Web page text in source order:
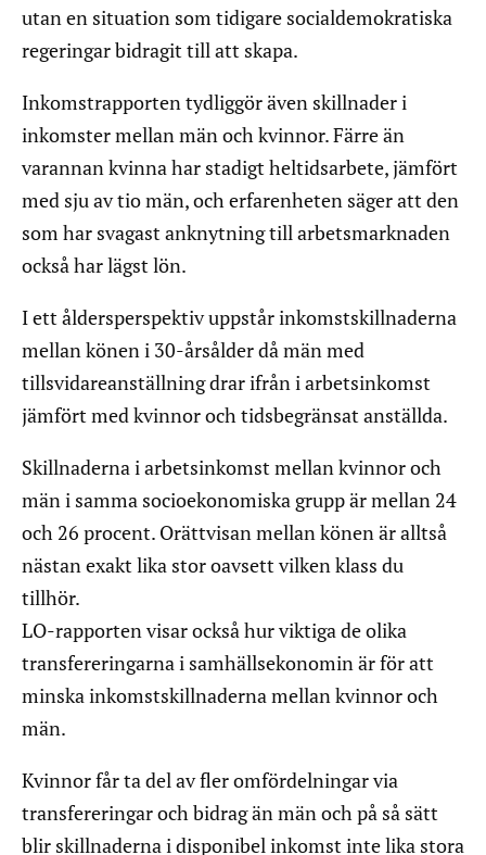
utan en situation som tidigare socialdemokratiska
regeringar bidragit till att skapa.
Inkomstrapporten tydliggör även skillnader i
inkomster mellan män och kvinnor. Färre än
varannan kvinna har stadigt heltidsarbete, jämfört
med sju av tio män, och erfarenheten säger att den
som har svagast anknytning till arbetsmarknaden
också har lägst lön.
I ett åldersperspektiv uppstår inkomstskillnaderna
mellan könen i 30-årsålder då män med
tillsvidareanställning drar ifrån i arbetsinkomst
jämfört med kvinnor och tidsbegränsat anställda.
Skillnaderna i arbetsinkomst mellan kvinnor och
män i samma socioekonomiska grupp är mellan 24
och 26 procent. Orättvisan mellan könen är alltså
nästan exakt lika stor oavsett vilken klass du
tillhör.
LO-rapporten visar också hur viktiga de olika
transfereringarna i samhällsekonomin är för att
minska inkomstskillnaderna mellan kvinnor och
män.
Kvinnor får ta del av fler omfördelningar via
transfereringar och bidrag än män och på så sätt
blir skillnaderna i disponibel inkomst inte lika stora